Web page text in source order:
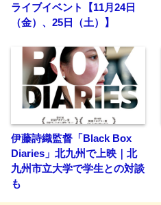
ライブイベント【11月24日
（金）、25日（土）】
伊藤詩織監督「Black Box
Diaries」北九州で上映｜北
九州市立大学で学生との対談
も